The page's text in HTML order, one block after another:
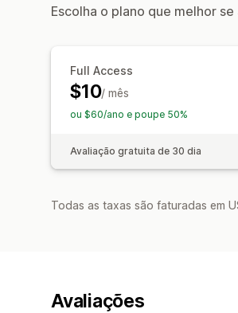
Escolha o plano que melhor
Full Access
$10/ mês
ou $60/ano e poupe 50%
Avaliação gratuita de 30 dia
Todas as taxas são faturadas em
Avaliações